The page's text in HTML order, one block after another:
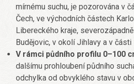
mírnému suchu, je pozorována v
Čech, ve východních částech
Libereckého kraje,
Budějovic, v okolí Jihlavy a v části
V rámci půdního profilu 0–100
dalšímu prohloubení půdního
odchylka od obvyklého stavu v